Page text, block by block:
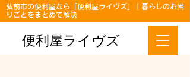
弘前市の便利屋なら「便利屋ライヴズ」｜暮らしのお困
りごとをまとめて解決
便利屋ライヴズ